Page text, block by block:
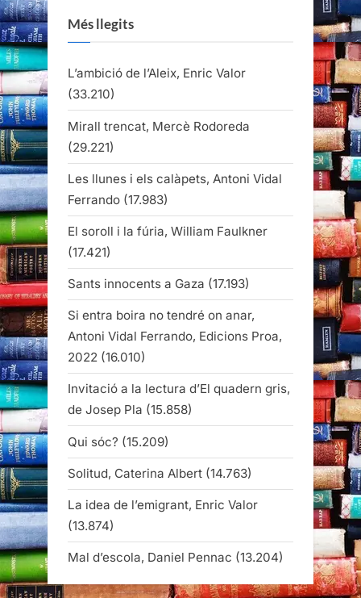
Més llegits
L’ambició de l’Aleix, Enric Valor
(33.210)
Mirall trencat, Mercè Rodoreda
(29.221)
Les llunes i els calàpets, Antoni Vidal
Ferrando (17.983)
El soroll i la fúria, William Faulkner
(17.421)
Sants innocents a Gaza (17.193)
Si entra boira no tendré on anar,
Antoni Vidal Ferrando, Edicions Proa,
2022 (16.010)
Invitació a la lectura d’El quadern gris,
de Josep Pla (15.858)
Qui sóc? (15.209)
Solitud, Caterina Albert (14.763)
La idea de l’emigrant, Enric Valor
(13.874)
Mal d’escola, Daniel Pennac (13.204)